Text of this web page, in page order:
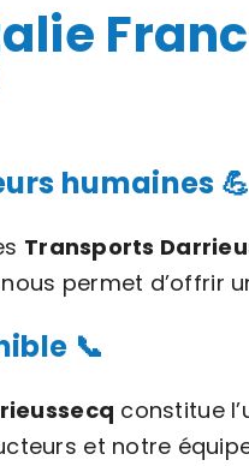
humaines 💪
Transports
permet d’offrir
📞
constitue
et notre